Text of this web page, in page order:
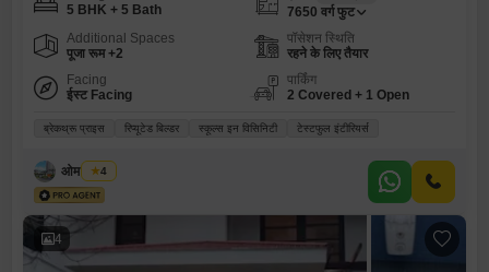
5 BHK + 5 Bath
7650 वर्ग फुट
Additional Spaces
पूजा रूम +2
पॉसेशन स्थिति
रहने के लिए तैयार
Facing
ईस्ट Facing
पार्किंग
2 Covered + 1 Open
ब्रेकथ्रू प्राइस रिप्यूटेड बिल्डर स्कूल्स इन विसिनिटी टेस्टफुल इंटीरियर्स
ओम प्रकाश
4
4